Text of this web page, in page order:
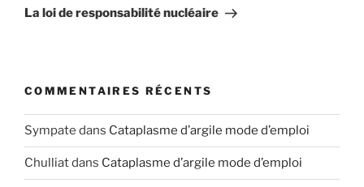
suivant
La loi de responsabilité nucléaire
COMMENTAIRES RÉCENTS
Sympate dans Cataplasme d’argile mode d’emploi
Chulliatdans Cataplasme d’argile mode d’emploi